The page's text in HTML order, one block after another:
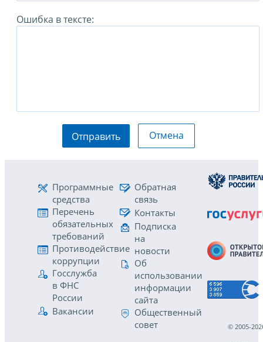
Ошибка в тексте:
Отправить Отмена
Программные
средства
Перечень
обязательных
требований
Противодействие
коррупции
Госслужба
в ФНС
России
Вакансии
Обратная
связь
Контакты
Подписка
на
новости
Об
использовании
информации
сайта
Общественный
совет
© 2005-